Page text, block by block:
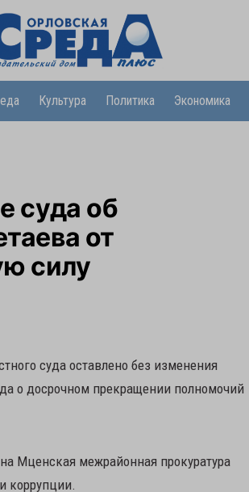
Культура Политика Экономика
суда об
от
силу
суда оставлено без изменения
о досрочном прекращении полномочий
Мценская межрайонная прокуратура
коррупции.